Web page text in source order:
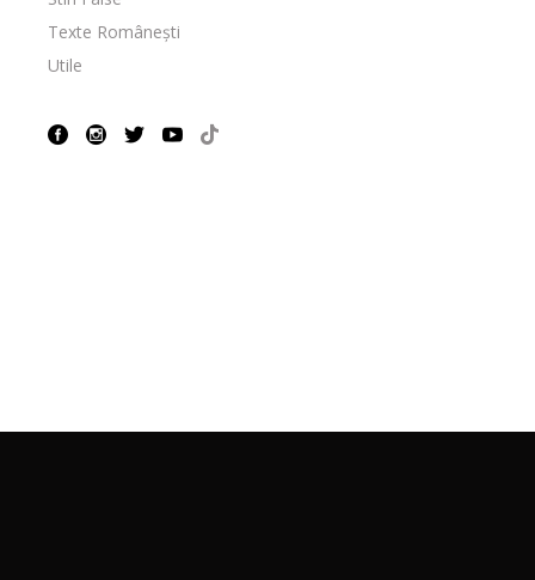
Texte Românești
Utile